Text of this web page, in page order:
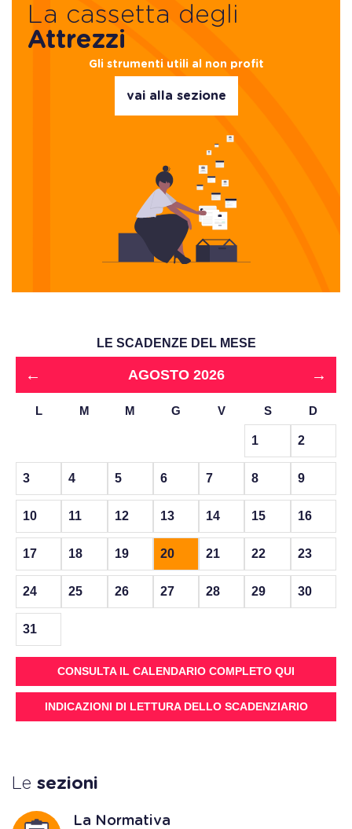
La cassetta degli
Attrezzi
Gli strumenti utili al non profit
vai alla sezione
LE SCADENZE DEL MESE
← AGOSTO 2026 →
L M M G V S D
1 2
3 4 5 6 7 8 9
10 11 12 13 14 15 16
17 18 19 20 21 22 23
24 25 26 27 28 29 30
31
CONSULTA IL CALENDARIO COMPLETO QUI
INDICAZIONI DI LETTURA DELLO SCADENZIARIO
Le sezioni
La Normativa